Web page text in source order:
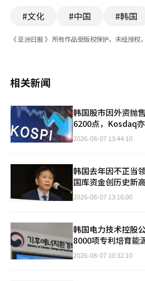
#文化 #中国 #韩国
《 亚洲日报 》 所有作品受版权保护，未经授权
相关新闻
韩国股市因外资抛
6200点，Kosdaq
2026-08-07 13:44:10
韩国去年因不正当
国库资金创历史新高
2026-08-07 13:16:00
韩国电力技术控股
8000项专利培育能
2026-08-07 10:32:10